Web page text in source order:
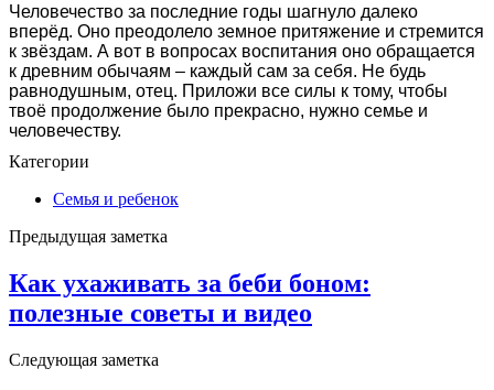
Человечество за последние годы шагнуло далеко
вперёд. Оно преодолело земное притяжение и стремится
к звёздам. А вот в вопросах воспитания оно обращается
к древним обычаям – каждый сам за себя. Не будь
равнодушным, отец. Приложи все силы к тому, чтобы
твоё продолжение было прекрасно, нужно семье и
человечеству.
Категории
Семья и ребенок
Предыдущая заметка
Как ухаживать за беби боном:
полезные советы и видео
Следующая заметка